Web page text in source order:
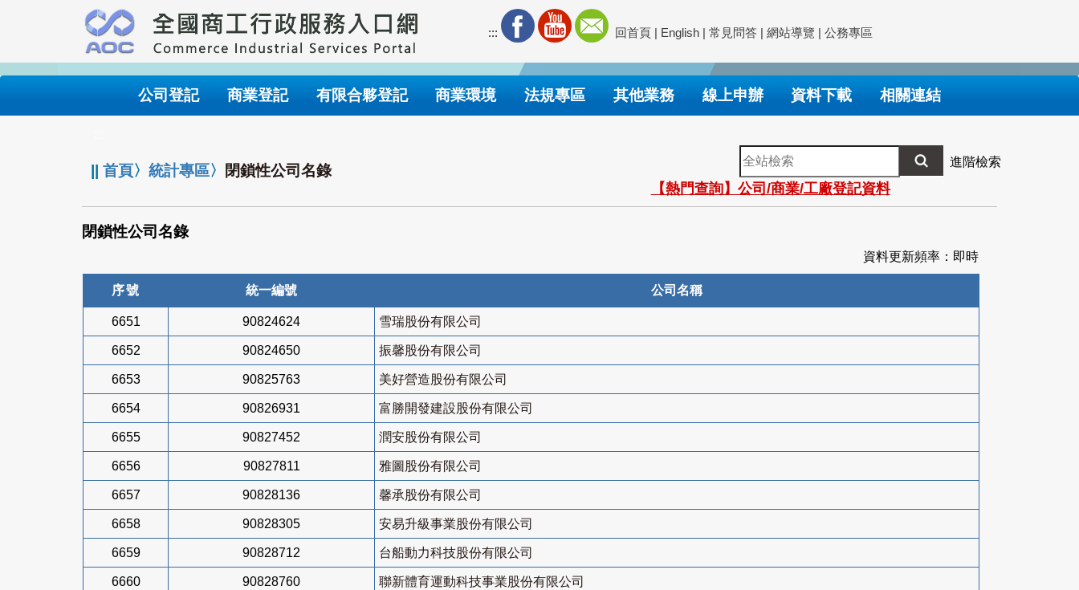
要
內
::: 回首頁 | English | 常見問答 | 網站導覽 | 公務專區
公司登記 商業登記 有限合夥登記 商業環境 法規專區 其他業務 線上申辦 資料下載 相關連結
||首頁〉統計專區〉 閉鎖性公司名錄
全
站
檢
索
進階檢索
【熱門查詢】公司/商業/工廠登記資料
閉鎖性公司名錄
資料更新頻率：即時
序號 統一編號 公司名稱
6651 90824624 雪瑞股份有限公司
6652 90824650 振馨股份有限公司
6653 90825763 美好營造股份有限公司
6654 90826931 富勝開發建設股份有限公司
6655 90827452 潤安股份有限公司
6656 90827811 雅圖股份有限公司
6657 90828136 馨承股份有限公司
6658 90828305 安易升級事業股份有限公司
6659 90828712 台船動力科技股份有限公司
6660 90828760 聯新體育運動科技事業股份有限公司